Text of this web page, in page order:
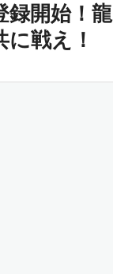
録開始！龍
戦え！